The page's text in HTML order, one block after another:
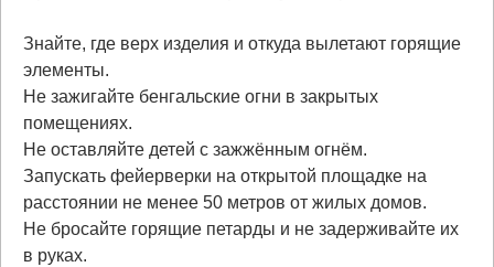
Знайте, где верх изделия и откуда вылетают горящие
элементы.
Не зажигайте бенгальские огни в закрытых
помещениях.
Не оставляйте детей с зажжённым огнём.
Запускать фейерверки на открытой площадке на
расстоянии не менее 50 метров от жилых домов.
Не бросайте горящие петарды и не задерживайте их
в руках.